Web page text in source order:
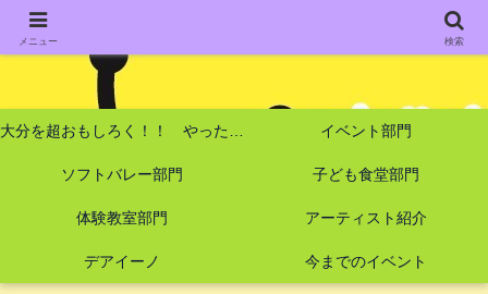
イベント部門
ソフトバレー部門 子ども食堂部門
体験教室部門 アーティスト紹介
デアイーノ 今までのイベント
メニュー 検索